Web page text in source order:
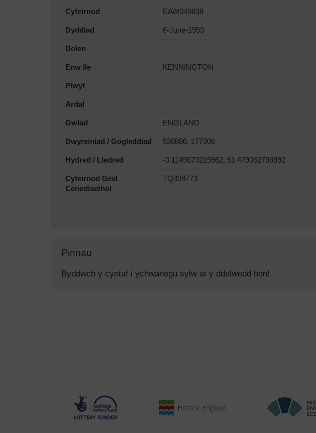
Cyfeirnod EAW049838
Dyddiad 6-June-1953
Dolen
Enw lle KENNINGTON
Plwyf
Ardal
Gwlad ENGLAND
Dwyreiniad / Gogleddiad 530886, 177306
Hydred / Lledred -0.1149873215962, 51.479062788892
Cyfeirnod Grid
Cenedlaethol
TQ309773
Pinnau
Byddwch y cyntaf i ychwanegu sylw at y ddelwedd hon!